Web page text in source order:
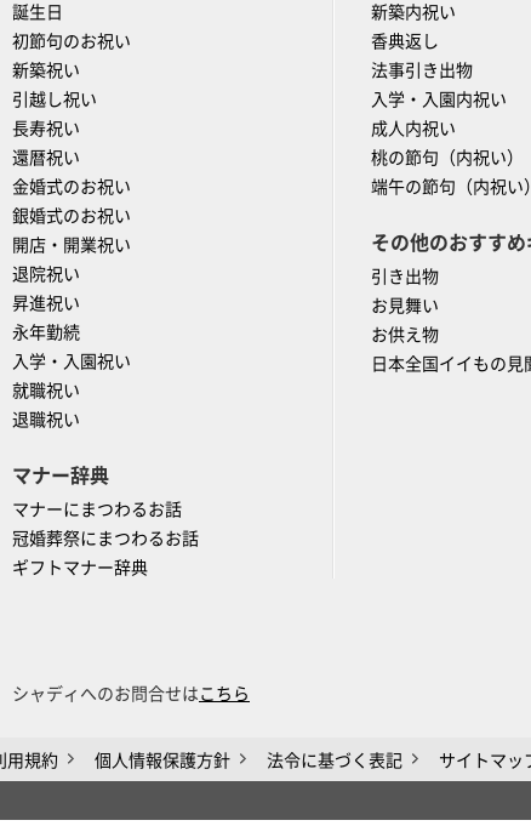
誕生日
初節句のお祝い
新築祝い
引越し祝い
長寿祝い
還暦祝い
金婚式のお祝い
銀婚式のお祝い
開店・開業祝い
退院祝い
昇進祝い
永年勤続
入学・入園祝い
就職祝い
退職祝い
マナー辞典
マナーにまつわるお話
冠婚葬祭にまつわるお話
ギフトマナー辞典
新築内祝い
香典返し
法事引き出物
入学・入園内祝い
成人内祝い
桃の節句（内祝い）
端午の節句（内祝い）
その他のおすすめ
引き出物
お見舞い
お供え物
日本全国イイもの見
シャディへのお問合せは こちら
用規約 個人情報保護方針 法令に基づく表記 サイトマッ